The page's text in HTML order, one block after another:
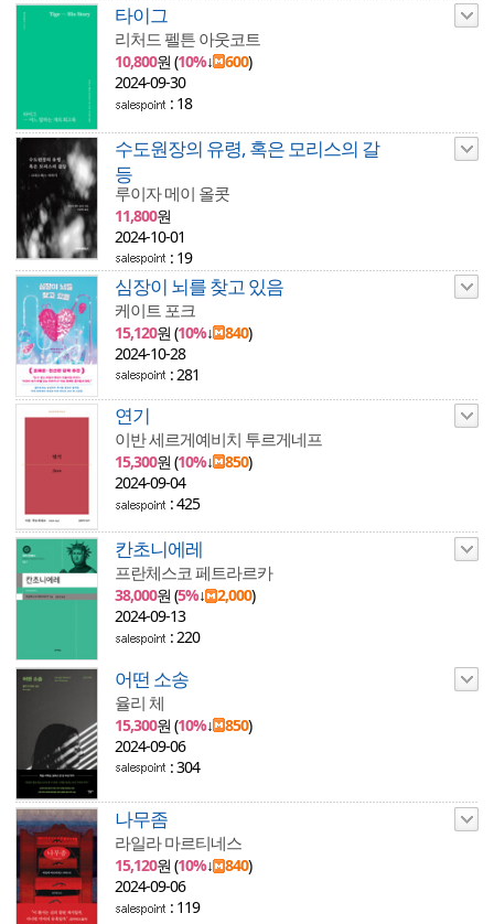
타이그
리처드 펠튼 아웃코트
10,800원 (10%↓ 600)
2024-09-30
: 18
수도원장의 유령, 혹은 모리스의 갈
등
루이자 메이 올콧
11,800원
2024-10-01
: 19
심장이 뇌를 찾고 있음
케이트 포크
15,120원 (10%↓ 840)
2024-10-28
: 281
연기
이반 세르게예비치 투르게네프
15,300원 (10%↓ 850)
2024-09-04
: 425
칸초니에레
프란체스코 페트라르카
38,000원 (5%↓ 2,000)
2024-09-13
: 220
어떤 소송
율리 체
15,300원 (10%↓ 850)
2024-09-06
: 304
나무좀
라일라 마르티네스
15,120원 (10%↓ 840)
2024-09-06
: 119